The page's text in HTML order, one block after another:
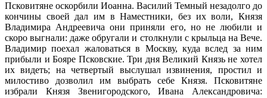
Псковитяне оскорбили Иоанна. Василий Темный незадолго до
кончины своей дал им в Наместники, без их воли, Князя
Владимира Андреевича они приняли его, но не любили и
скоро выгнали: даже обругали и столкнули с крыльца на Вече.
Владимир поехал жаловаться в Москву, куда вслед за ним
прибыли и Бояре Псковские. Три дня Великий Князь не хотел
их видеть; на четвертый выслушал извинения, простил и
милостиво дозволил им выбрать себе Князя. Псковитяне
избрали Князя Звенигородского, Ивана Александровича: